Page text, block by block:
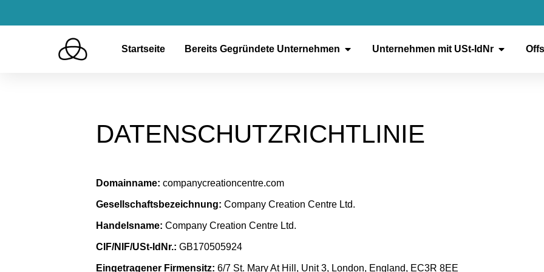
Startseite Bereits Gegründete Unternehmen Unternehmen mit USt-IdNr
DATENSCHUTZRICHTLINIE
Domainname:companycreationcentre.com
Gesellschaftsbezeichnung:Company Creation Centre Ltd.
Handelsname:Company Creation Centre Ltd.
CIF/NIF/USt-IdNr.:GB170505924
Eingetragener Firmensitz:6/7 St. Mary At Hill, Unit 3, London, England, EC3R 8EE